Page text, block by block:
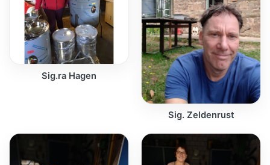
Sig.ra Hagen
Sig. Zeldenrust